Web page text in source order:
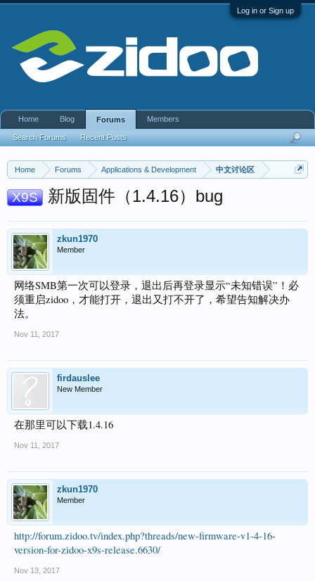
Log in or Sign up
Home Forums Applications & Development 中文讨论区
X9S 新版固件（1.4.16）bug
zkun1970
Member
网络SMB第一次可以登录，退出后再登录显示“未知错误”！必
须重启zidoo，才能打开，退出又打不开了，希望告知解决办
法。
Nov 11, 2017
firdauslee
New Member
在那里可以下载1.4.16
Nov 11, 2017
zkun1970
Member
http://forum.zidoo.tv/index.php?threads/new-firmware-v1-4-16-
version-for-zidoo-x9s-release.6630/
Nov 13, 2017
Home Blog Forums
Search Forums Recent Posts
Members